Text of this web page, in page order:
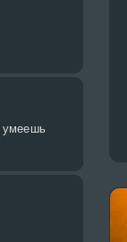
умеешь